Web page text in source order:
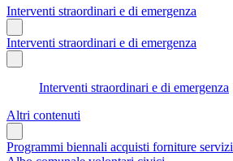
Interventi straordinari e di emergenza
Interventi straordinari e di emergenza
Interventi straordinari e di emergenza
Altri contenuti
Programmi biennali acquisti forniture servizi